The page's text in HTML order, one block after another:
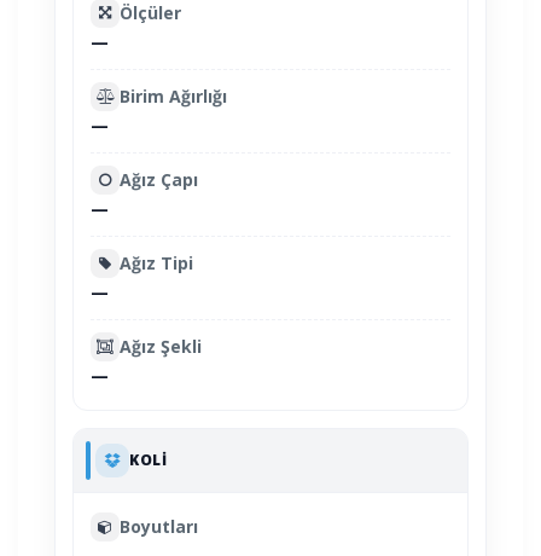
Ölçüler
—
Birim Ağırlığı
—
Ağız Çapı
—
Ağız Tipi
—
Ağız Şekli
—
KOLI
Boyutları